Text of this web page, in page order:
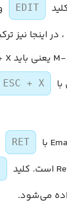
EDIT
، در اینجا نیز
ESC + X
RET
می‌شود.